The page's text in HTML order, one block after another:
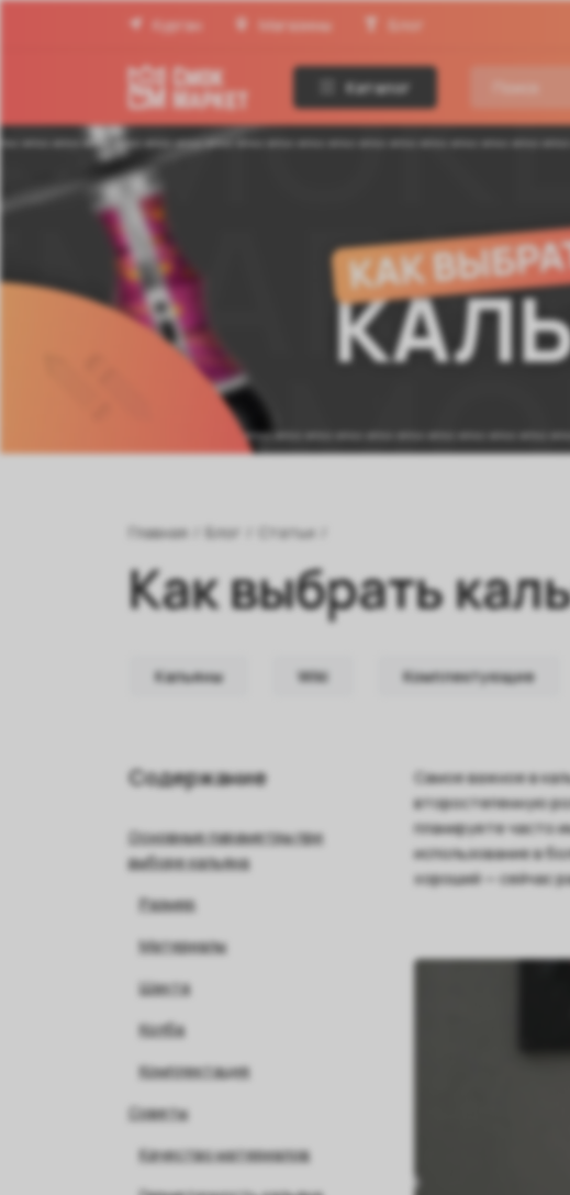
Курган Магазины Блог
Каталог
Главная Блог Статьи
Как выбрать
Кальяны Wiki Комплектующие
Содержание
Основные параметры при
выборе кальяна
Размер
Материалы
Шахта
Колба
Комплектация
Советы
Качество материалов
Самое важное в
второстепенную
планируете часто
использование в
хороший — сейчас